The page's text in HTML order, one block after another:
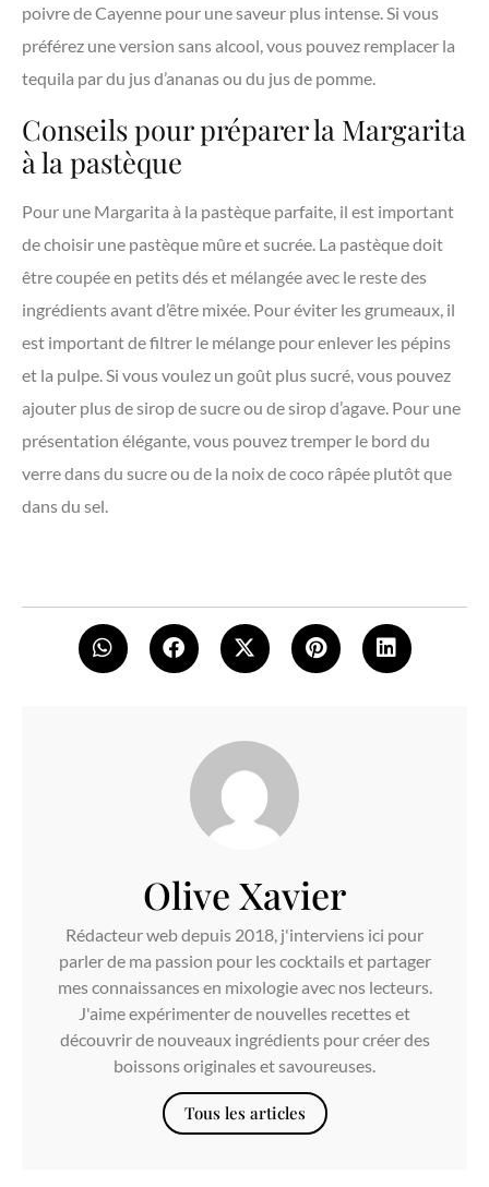
poivre de Cayenne pour une saveur plus intense. Si vous
préférez une version sans alcool, vous pouvez remplacer la
tequila par du jus d’ananas ou du jus de pomme.
Conseils pour préparer la Margarita
à la pastèque
Pour une Margarita à la pastèque parfaite, il est important
de choisir une pastèque mûre et sucrée. La pastèque doit
être coupée en petits dés et mélangée avec le reste des
ingrédients avant d’être mixée. Pour éviter les grumeaux, il
est important de filtrer le mélange pour enlever les pépins
et la pulpe. Si vous voulez un goût plus sucré, vous pouvez
ajouter plus de sirop de sucre ou de sirop d’agave. Pour une
présentation élégante, vous pouvez tremper le bord du
verre dans du sucre ou de la noix de coco râpée plutôt que
dans du sel.
Olive Xavier
Rédacteur web depuis 2018, j'interviens ici pour
parler de ma passion pour les cocktails et partager
mes connaissances en mixologie avec nos lecteurs.
J'aime expérimenter de nouvelles recettes et
découvrir de nouveaux ingrédients pour créer des
boissons originales et savoureuses.
Tous les articles